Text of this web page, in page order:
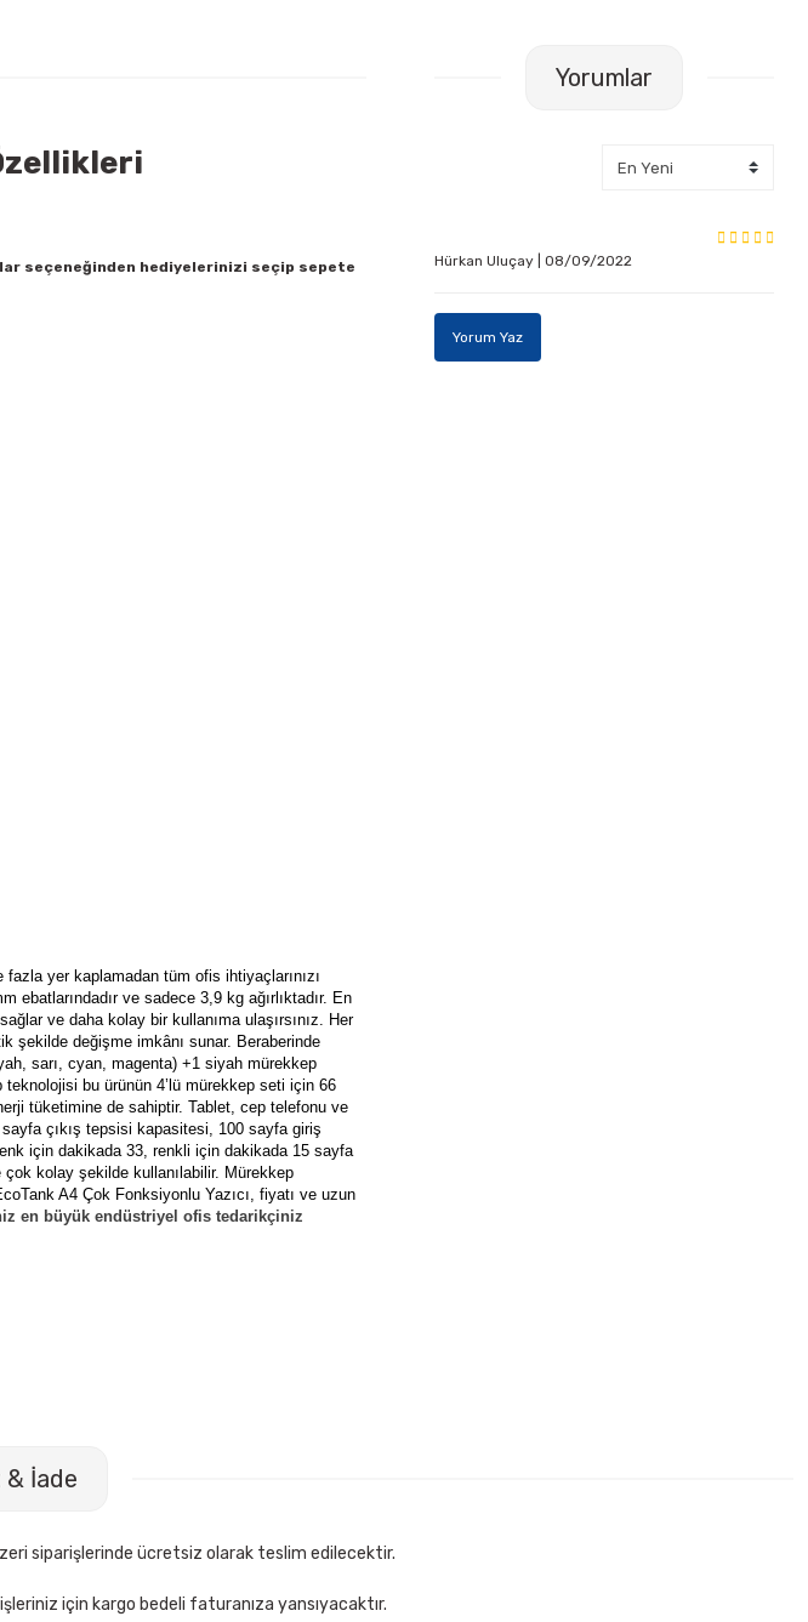
seçeneğinden hediyelerinizi seçip sepete
yer kaplamadan tüm ofis ihtiyaçlarınızı
ebatlarındadır ve sadece 3,9 kg ağırlıktadır. En
ve daha kolay bir kullanıma ulaşırsınız. Her
şekilde değişme imkânı sunar. Beraberinde
sarı, cyan, magenta) +1 siyah mürekkep
bu ürünün 4’lü mürekkep seti için 66
tüketimine de sahiptir. Tablet, cep telefonu ve
çıkış tepsisi kapasitesi, 100 sayfa giriş
için dakikada 33, renkli için dakikada 15 sayfa
çok kolay şekilde kullanılabilir. Mürekkep
A4 Çok Fonksiyonlu Yazıcı, fiyatı ve uzun
en büyük endüstriyel ofis tedarikçiniz
Yorumlar
Hürkan Uluçay | 08/09/2022
Yorum Yaz
Sepete Ekle
& İade
siparişlerinde ücretsiz olarak teslim edilecektir.
için kargo bedeli faturanıza yansıyacaktır.